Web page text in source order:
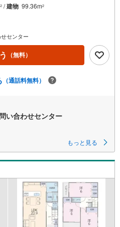
2 /建物 99.36m2
センター
（無料）
（通話料無料）
い合わせセンター
もっと見る